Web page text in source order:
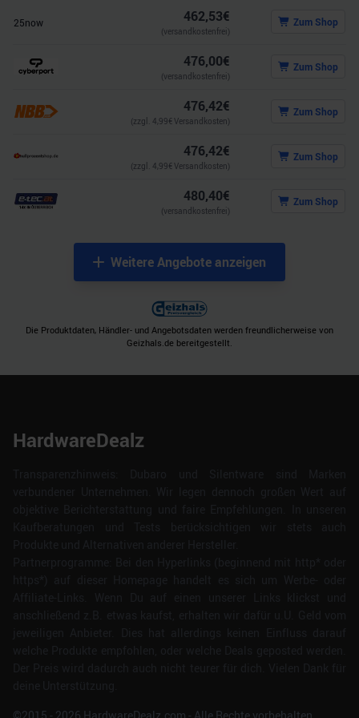
25now 462,53€
(versandkostenfrei)
Zum Shop
476,00€
(versandkostenfrei)
Zum Shop
476,42€
(zzgl. 4,99€ Versandkosten)
Zum Shop
476,42€
(zzgl. 4,99€ Versandkosten)
Zum Shop
480,40€
(versandkostenfrei)
Zum Shop
Weitere Angebote anzeigen
Die Produktdaten, Händler- und Angebotsdaten werden freundlicherweise von
Geizhals.de bereitgestellt.
HardwareDealz